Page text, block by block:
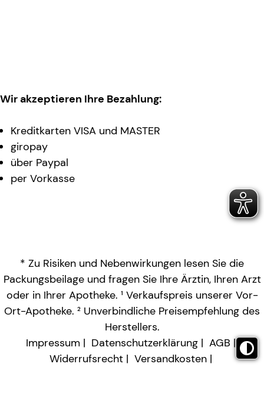
Wir akzeptieren Ihre Bezahlung:
Kreditkarten VISA und MASTER
giropay
über Paypal
per Vorkasse
* Zu Risiken und Nebenwirkungen lesen Sie die
Packungsbeilage und fragen Sie Ihre Ärztin, Ihren Arzt
oder in Ihrer Apotheke. ¹ Verkaufspreis unserer Vor-
Ort-Apotheke. ² Unverbindliche Preisempfehlung des
Herstellers.
Impressum
Datenschutzerklärung
AGB
Widerrufsrecht
Versandkosten